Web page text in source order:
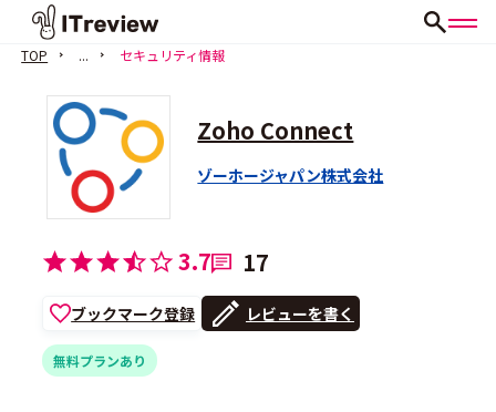
TOP ... セキュリティ情報
Zoho Connect
ゾーホージャパン株式会社
3.7 17
ブックマーク登録 レビューを書く
無料プランあり